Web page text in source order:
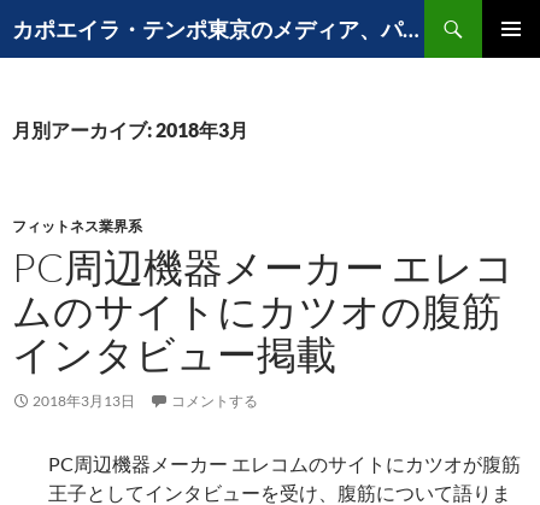
ン
ツ
キ
カポエイラ・テンポ東京のメディア、パフォーマンスなど出演歴
索
月別アーカイブ: 2018年3月
フィットネス業界系
PC周辺機器メーカー エレコ
ムのサイトにカツオの腹筋
インタビュー掲載
2018年3月13日 コメントする
PC周辺機器メーカー エレコムのサイトにカツオが腹筋
王子としてインタビューを受け、腹筋について語りま